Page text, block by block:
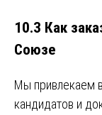
10.3 Как
Союзе
Мы привлекаем
кандидатов и